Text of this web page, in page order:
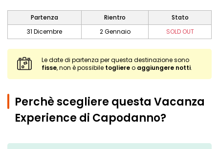
Partenza Rientro
Stato
31 Dicembre
2 Gennaio SOLD OUT
Le date di partenza per questa destinazione sono
fisse, non è possibile togliereo aggiungere notti.
Perchè scegliere questa Vacanza
Experience di Capodanno?